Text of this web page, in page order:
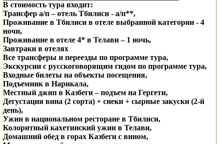
В стоимость тура входит:
Трансфер а/п – отель Тбилиси - а/п**,
Проживание в Тбилиси в отеле выбранной категории - 4
ночи,
Проживание в отеле 4* в Телави – 1 ночь,
Завтраки в отелях
Все трансферы и переезды по программе тура,
Экскурсии с русскоговорящим гидом по программе тура,
Входные билеты на объекты посещения,
Подъемник в Нарикала,
Местный джип в Казбеги – подъем на Гергети,
Дегустация вина (2 сорта) + снеки + сырные закуски (2-й
день),
Ужин в национальном ресторане в Тбилиси,
Колоритный кахетинский ужин в Телави,
Домашний обед в горах Казбеги с вином,